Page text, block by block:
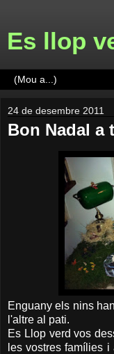
Es llop
24 de desembre 2011
Bon Nadal a
Enguany els nins
l'altre al pati.
Es Llop verd vos
les vostres famílies